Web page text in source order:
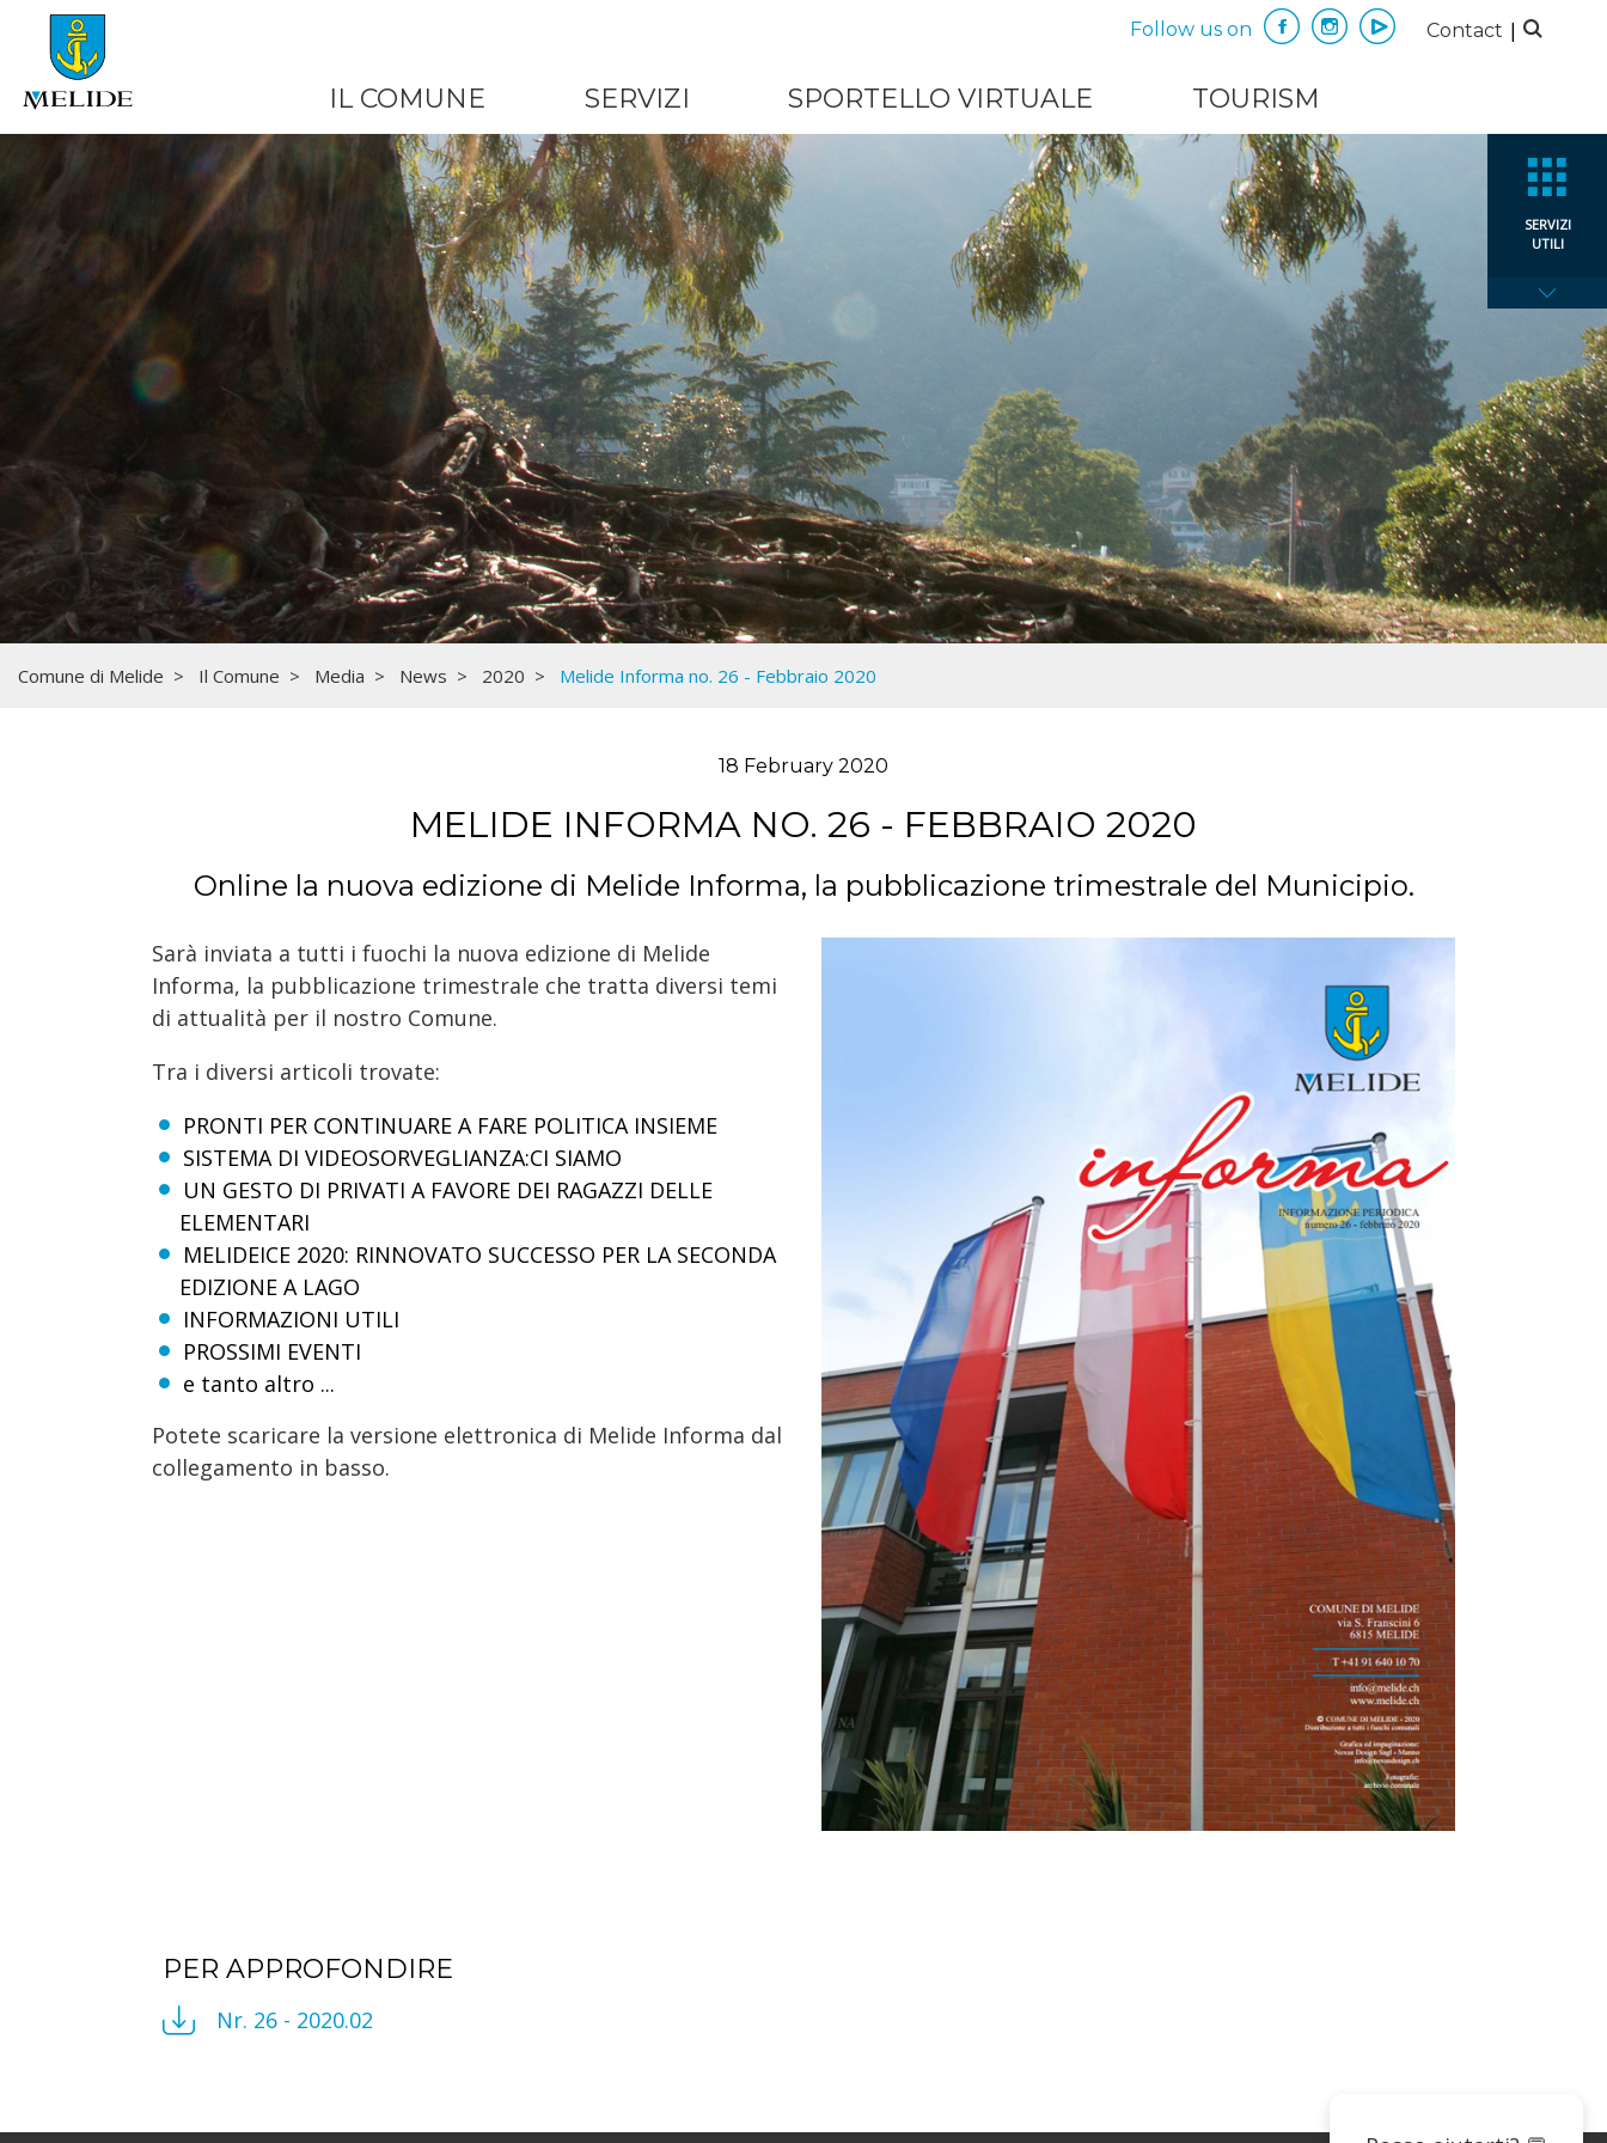
Follow us on Contact |
IL COMUNE SERVIZI SPORTELLO VIRTUALE TOURISM
SERVIZI
UTILI
Comune di Melide Il Comune Media News 2020 Melide Informa no. 26 - Febbraio 2020
18 February 2020
MELIDE INFORMA NO. 26 - FEBBRAIO 2020
Online la nuova edizione di Melide Informa, la pubblicazione trimestrale del Municipio.
Sarà inviata a tutti i fuochi la nuova edizione di Melide
Informa, la pubblicazione trimestrale che tratta diversi temi
di attualità per il nostro Comune.
Tra i diversi articoli trovate:
PRONTI PER CONTINUARE A FARE POLITICA INSIEME
SISTEMA DI VIDEOSORVEGLIANZA:CI SIAMO
UN GESTO DI PRIVATI A FAVORE DEI RAGAZZI DELLE
ELEMENTARI
MELIDEICE 2020: RINNOVATO SUCCESSO PER LA SECONDA
EDIZIONE A LAGO
INFORMAZIONI UTILI
PROSSIMI EVENTI
e tanto altro ...
Potete scaricare la versione elettronica di Melide Informa dal
collegamento in basso.
PER APPROFONDIRE
Nr. 26 - 2020.02